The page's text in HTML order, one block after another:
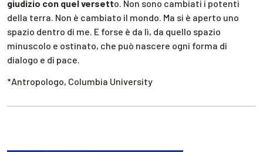
giudizio con quel versetto. Non sono cambiati i potenti
della terra. Non è cambiato il mondo. Ma si è aperto uno
spazio dentro di me. E forse è da lì, da quello spazio
minuscolo e ostinato, che può nascere ogni forma di
dialogo e di pace.
*Antropologo, Columbia University